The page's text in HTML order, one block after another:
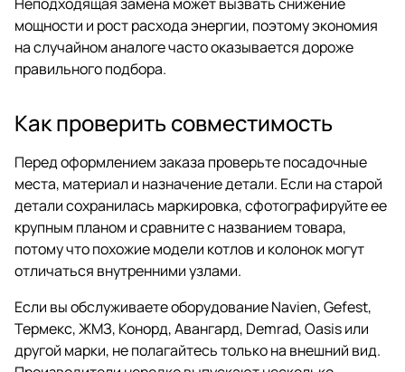
Неподходящая замена может вызвать снижение
мощности и рост расхода энергии, поэтому экономия
на случайном аналоге часто оказывается дороже
правильного подбора.
Как проверить совместимость
Перед оформлением заказа проверьте посадочные
места, материал и назначение детали. Если на старой
детали сохранилась маркировка, сфотографируйте ее
крупным планом и сравните с названием товара,
потому что похожие модели котлов и колонок могут
отличаться внутренними узлами.
Если вы обслуживаете оборудование Navien, Gefest,
Термекс, ЖМЗ, Конорд, Авангард, Demrad, Oasis или
другой марки, не полагайтесь только на внешний вид.